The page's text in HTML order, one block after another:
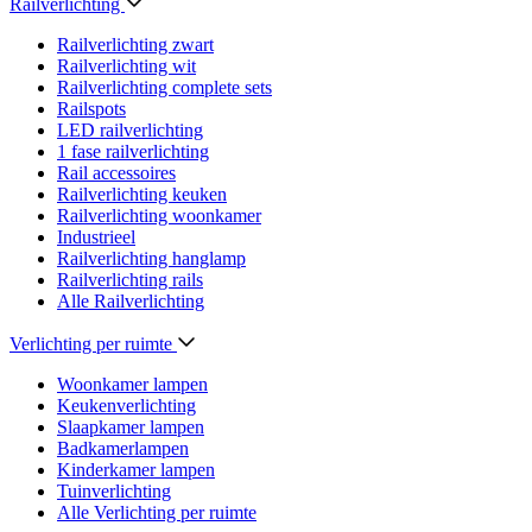
Railverlichting
Railverlichting zwart
Railverlichting wit
Railverlichting complete sets
Railspots
LED railverlichting
1 fase railverlichting
Rail accessoires
Railverlichting keuken
Railverlichting woonkamer
Industrieel
Railverlichting hanglamp
Railverlichting rails
Alle Railverlichting
Verlichting per ruimte
Woonkamer lampen
Keukenverlichting
Slaapkamer lampen
Badkamerlampen
Kinderkamer lampen
Tuinverlichting
Alle Verlichting per ruimte